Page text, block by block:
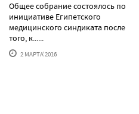
Общее собрание состоялось по
инициативе Египетского
медицинского синдиката после
того, к......
2 МАРТА'2016